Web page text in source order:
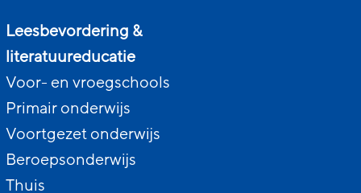
Leesbevordering &
literatuureducatie
Voor- en vroegschools
Primair onderwijs
Voortgezet onderwijs
Beroepsonderwijs
Thuis